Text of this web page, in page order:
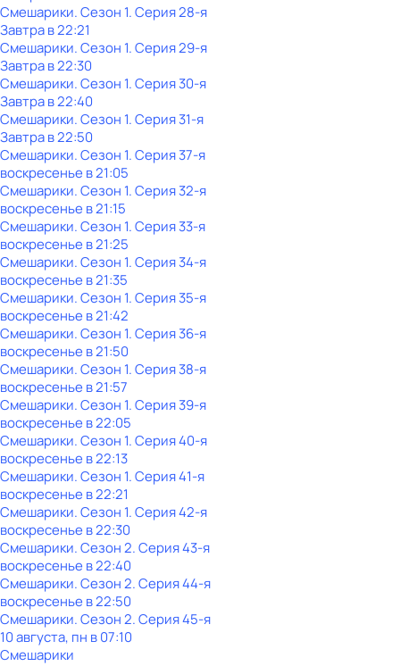
Смешарики. Сезон 1. Серия 28-я
Завтра в 22:21
Смешарики. Сезон 1. Серия 29-я
Завтра в 22:30
Смешарики. Сезон 1. Серия 30-я
Завтра в 22:40
Смешарики. Сезон 1. Серия 31-я
Завтра в 22:50
Смешарики. Сезон 1. Серия 37-я
воскресенье в21:05
Смешарики. Сезон 1. Серия 32-я
воскресенье в21:15
Смешарики. Сезон 1. Серия 33-я
воскресенье в21:25
Смешарики. Сезон 1. Серия 34-я
воскресенье в21:35
Смешарики. Сезон 1. Серия 35-я
воскресенье в21:42
Смешарики. Сезон 1. Серия 36-я
воскресенье в21:50
Смешарики. Сезон 1. Серия 38-я
воскресенье в21:57
Смешарики. Сезон 1. Серия 39-я
воскресенье в22:05
Смешарики. Сезон 1. Серия 40-я
воскресенье в22:13
Смешарики. Сезон 1. Серия 41-я
воскресенье в22:21
Смешарики. Сезон 1. Серия 42-я
воскресенье в22:30
Смешарики. Сезон 2. Серия 43-я
воскресенье в22:40
Смешарики. Сезон 2. Серия 44-я
воскресенье в22:50
Смешарики. Сезон 2. Серия 45-я
10 августа, пн в 07:10
Смешарики